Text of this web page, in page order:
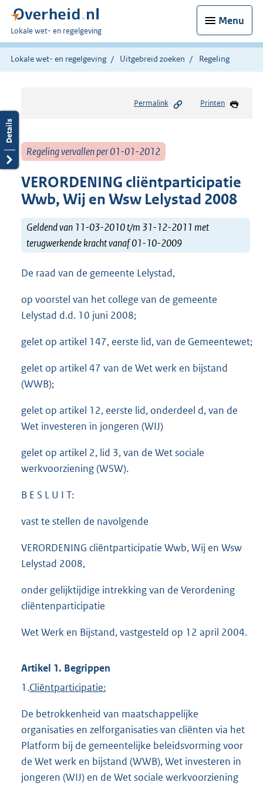
Menu
U
bent
hier:
Lokale wet- en regelgeving
Lokale wet- en regelgeving Uitgebreid zoeken Regeling
Permalink Printen
Regeling vervallen per 01-01-2012
VERORDENING cliëntparticipatie
Wwb, Wij en Wsw Lelystad 2008
Geldend van 11-03-2010 t/m 31-12-2011 met
terugwerkende kracht vanaf 01-10-2009
De raad van de gemeente Lelystad,
op voorstel van het college van de gemeente
Lelystad d.d. 10 juni 2008;
gelet op artikel 147, eerste lid, van de Gemeentewet;
gelet op artikel 47 van de Wet werk en bijstand
(WWB);
gelet op artikel 12, eerste lid, onderdeel d, van de
Wet investeren in jongeren (WIJ)
gelet op artikel 2, lid 3, van de Wet sociale
werkvoorziening (WSW).
B E S L U I T:
vast te stellen de navolgende
VERORDENING cliëntparticipatie Wwb, Wij en Wsw
Lelystad 2008,
onder gelijktijdige intrekking van de Verordening
cliëntenparticipatie
Wet Werk en Bijstand, vastgesteld op 12 april 2004.
Artikel 1. Begrippen
1.Cliëntparticipatie:
De betrokkenheid van maatschappelijke
organisaties en zelforganisaties van cliënten via het
Platform bij de gemeentelijke beleidsvorming voor
de Wet werk en bijstand (WWB), Wet investeren in
jongeren (WIJ) en de Wet sociale werkvoorziening